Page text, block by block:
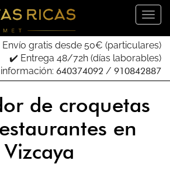
gratis desde 50€ (particulares)
✔️ Entrega 48/72h (días laborables)
640374092 / 910842887
de croquetas
en
Vizcaya